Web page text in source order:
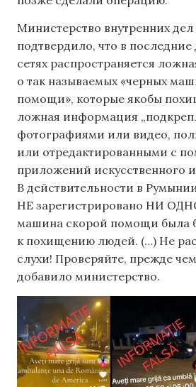
Министерство внутренних
подтвердило, что в
сетях распространяется
о так называемых «черных
помощи», которые якобы
ложная информация
фотографиями или видео,
или отредактированными с
приложений искусственного
В действительности в
НЕ зарегистрировано НИ
машина скорой помощи была
к похищению людей. (…) Не
слухи! Проверяйте, прежде
добавило министерство.